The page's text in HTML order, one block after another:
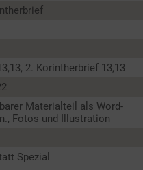
2. Korintherbrief 13,13
Materialteil als Word-
Fotos und Illustration
Spezial